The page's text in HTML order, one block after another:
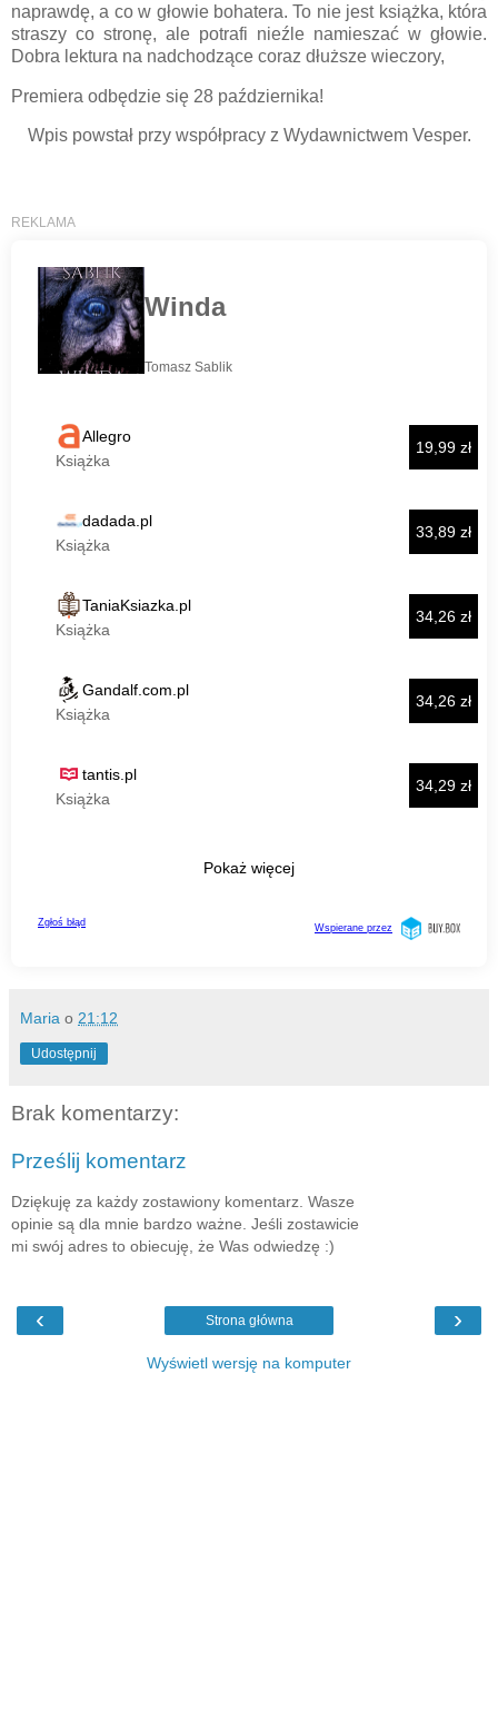
naprawdę, a co w głowie bohatera. To nie jest książka, która
straszy co stronę, ale potrafi nieźle namieszać w głowie.
Dobra lektura na nadchodzące coraz dłuższe wieczory,
Premiera odbędzie się 28 października!
Wpis powstał przy współpracy z Wydawnictwem Vesper.
Maria o 21:12
Udostępnij
Brak komentarzy:
Prześlij komentarz
Dziękuję za każdy zostawiony komentarz. Wasze
opinie są dla mnie bardzo ważne. Jeśli zostawicie
mi swój adres to obiecuję, że Was odwiedzę :)
‹ ›
Strona główna
Wyświetl wersję na komputer